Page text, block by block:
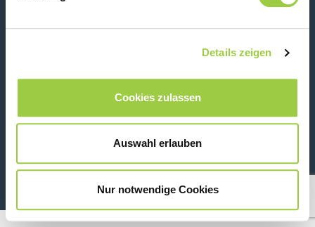
Details zeigen
Cookies zulassen
Auswahl erlauben
Nur notwendige Cookies
26 Rue des Coulons - 94360 Bry-sur-Marne - France
Rechtliche Informationen & Datenschutzhinweis